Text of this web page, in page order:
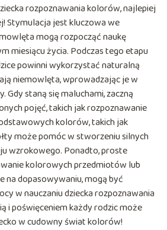
rozpoznawania kolorów, najlepiej
Stymulacja jest kluczowa we
mogą rozpocząć naukę
miesiącu życia. Podczas tego etapu
powinni wykorzystać naturalną
niemowlęta, wprowadzając je w
staną się maluchami, zaczną
pojęć, takich jak rozpoznawanie
kolorów, takich jak
może pomóc w stworzeniu silnych
wzrokowego. Ponadto, proste
kolorowych przedmiotów lub
na dopasowywaniu, mogą być
w nauczaniu dziecka rozpoznawania
i poświęceniem każdy rodzic może
w cudowny świat kolorów!